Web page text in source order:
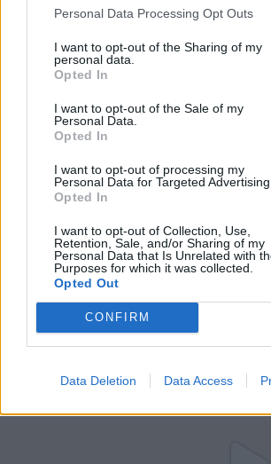
Personal Data Processing Opt Outs
I want to opt-out of the Sharing of my
personal data.
Opted In
I want to opt-out of the Sale of my
Personal Data.
Opted In
I want to opt-out of processing my
Personal Data for Targeted Advertising.
Opted In
I want to opt-out of Collection, Use,
Retention, Sale, and/or Sharing of my
Personal Data that Is Unrelated with
Purposes for which it was collected.
Opted Out
CONFIRM
Data Deletion Data Access
@COOLH